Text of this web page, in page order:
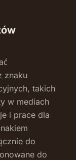
znaku
takich
w mediach
i prace dla
do
do